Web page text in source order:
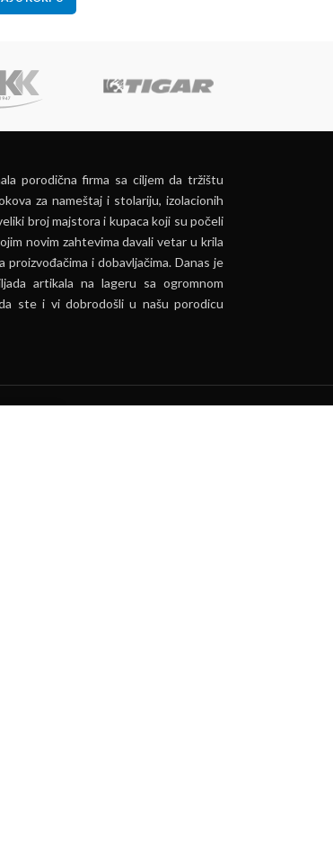
porodična firma sa ciljem da tržištu
za nameštaj i stolariju, izolacionih
broj majstora i kupaca koji su počeli
novim zahtevima davali vetar u krila
i dobavljačima. Danas je
artikala na lageru sa ogromnom
ste i vi dobrodošli u našu porodicu